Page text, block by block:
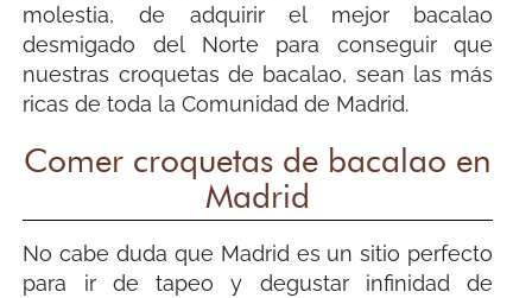
molestia, de adquirir el mejor bacalao
desmigado del Norte para conseguir que
nuestras croquetas de bacalao, sean las más
ricas de toda la Comunidad de Madrid.
Comer croquetas de bacalao en
Madrid
No cabe duda que Madrid es un sitio perfecto
para ir de tapeo y degustar infinidad de